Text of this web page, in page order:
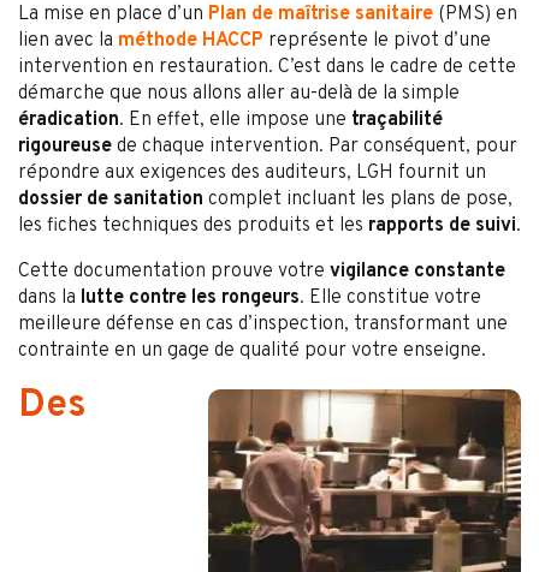
La mise en place d’un Plan de maîtrise sanitaire (PMS) en
lien avec la méthode HACCP représente le pivot d’une
intervention en restauration. C’est dans le cadre de cette
démarche que nous allons aller au-delà de la simple
éradication. En effet, elle impose une traçabilité
rigoureuse de chaque intervention. Par conséquent, pour
répondre aux exigences des auditeurs, LGH fournit un
dossier de sanitation complet incluant les plans de pose,
les fiches techniques des produits et les rapports de suivi.
Cette documentation prouve votre vigilance constante
dans la lutte contre les rongeurs. Elle constitue votre
meilleure défense en cas d’inspection, transformant une
contrainte en un gage de qualité pour votre enseigne.
Des